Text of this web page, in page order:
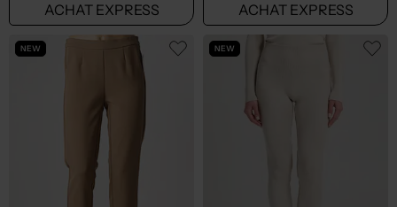
ACHAT EXPRESS ACHAT EXPRESS
NEW NEW